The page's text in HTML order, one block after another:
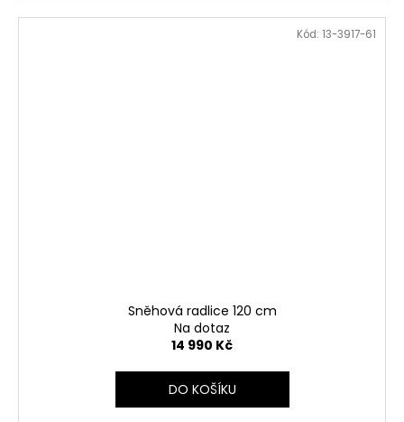
Sněhová radlice 120 cm
Na dotaz
14 990 Kč
DO KOŠÍKU
Kód: 13-3917-61